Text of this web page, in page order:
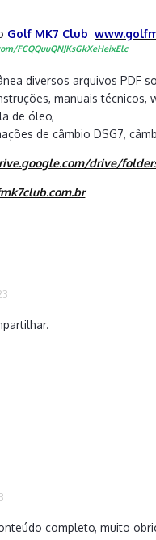
Golf MK7 Club
FCQQuuQNJKsGkXeHeixElc
diversos arquivos PDF
manuais técnicos,
de óleo,
de câmbio DSG7,
drive/
completo, muito